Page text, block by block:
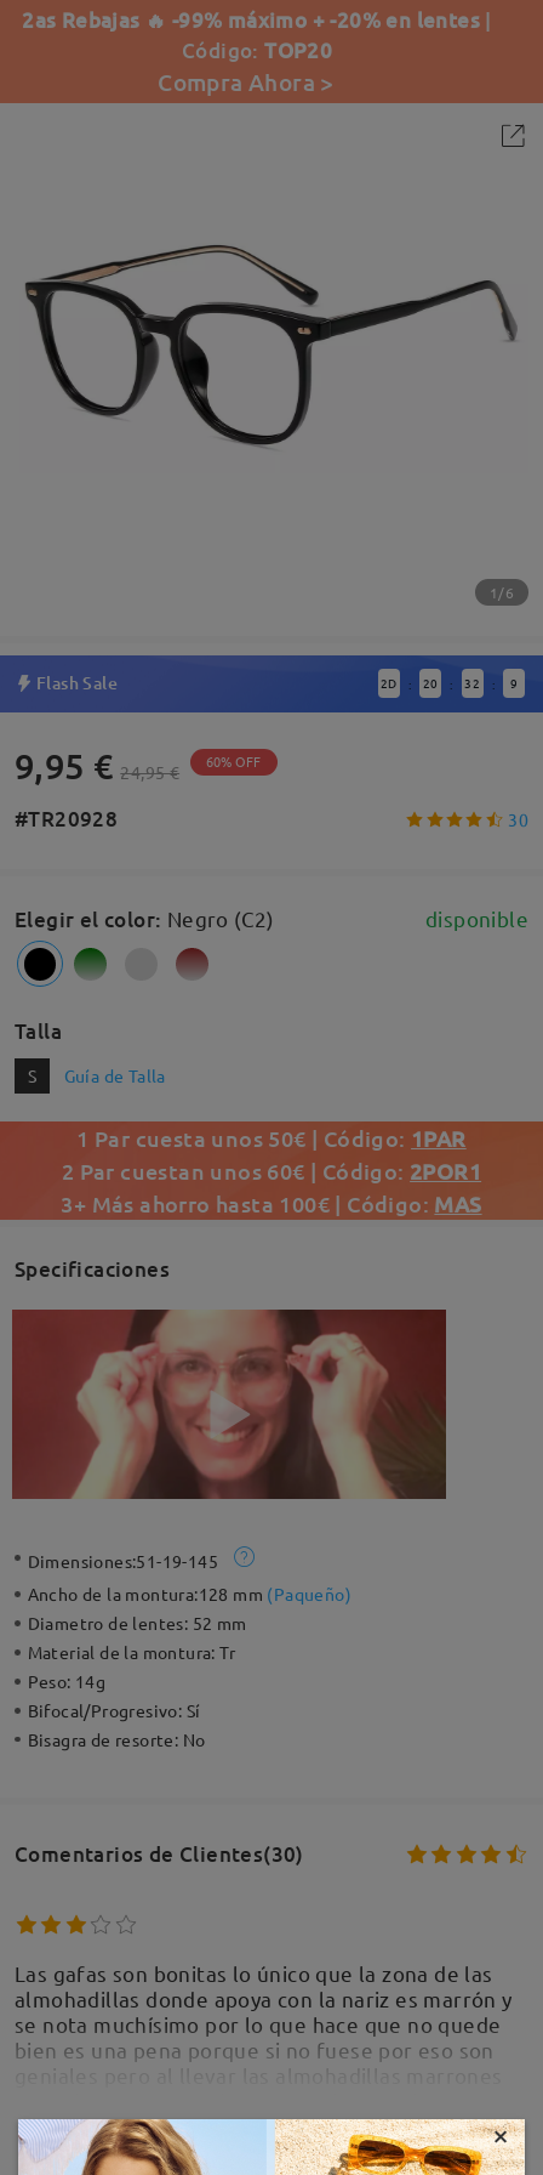
2as Rebajas 🔥 -99% máximo + -20% en lentes |
Código:TOP20
Compra Ahora >
1/6
Flash Sale 2D : 20 : 32 : 8
9,95 € 24,95 € 60% OFF
#TR20928 30
Elegir el color: Negro (C2) disponible
Talla
S Guía de Talla
1 Par cuesta unos 50€ | Código: 1PAR
2 Par cuestan unos 60€ | Código: 2POR1
3+ Más ahorro hasta 100€ | Código: MAS
Specificaciones
Dimensiones:51-19-145
Ancho de la montura:128 mm (Paqueño)
Diametro de lentes: 52 mm
Material de la montura:Tr
Peso: 14g
Bifocal/Progresivo: Sí
Bisagra de resorte: No
Comentarios de Clientes(30)
Las gafas son bonitas lo único que la zona de las
almohadillas donde apoya con la nariz es marrón y
se nota muchísimo por lo que hace que no quede
bien es una pena porque si no fuese por eso son
poner.
by MariasonJan 24 , 2026
MOSTRAR MÁS ×